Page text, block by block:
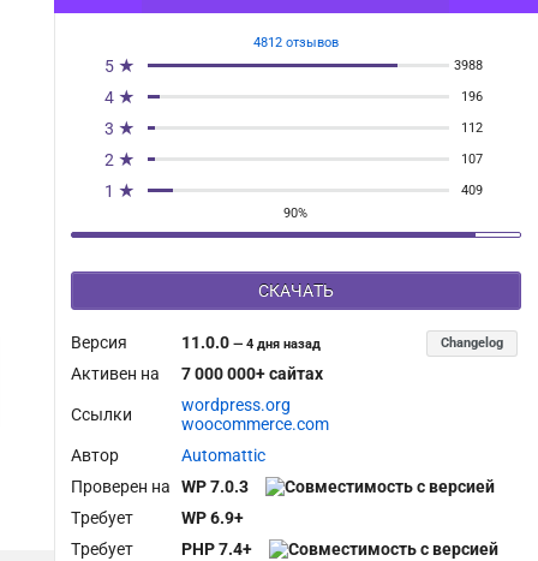
4812 отзывов
5 ★ 3988
4 ★ 196
3 ★ 112
2 ★ 107
1 ★
409
90%
СКАЧАТЬ
Версия 11.0.0—4 дня назад Changelog
Активен на 7 000 000+ сайтах
Ссылки
wordpress.org
woocommerce.com
Автор
Automattic
Проверен на
WP 7.0.3
Требует
WP 6.9+
Требует
PHP 7.4+